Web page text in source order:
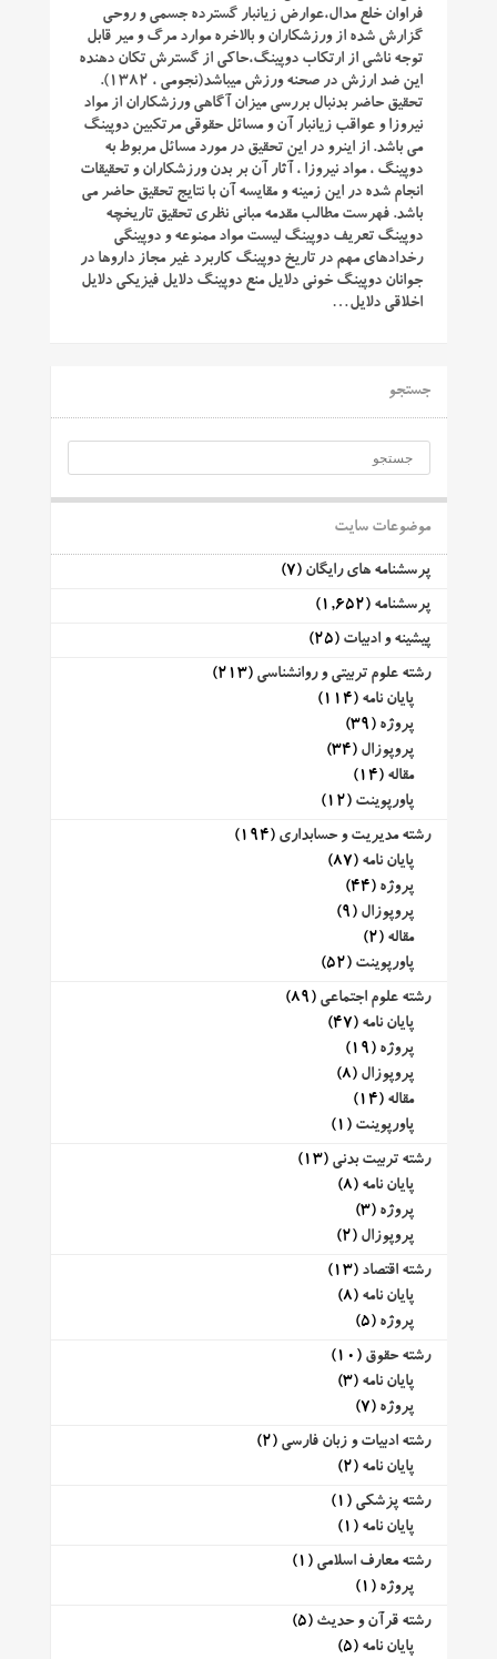
فراوان خلع مدال،عوارض زیانبار گسترده جسمی و روحی
گزارش شده از ورزشکاران و بالاخره موارد مرگ و میر قابل
توجه ناشی از ارتکاب دوپینگ،حاکی از گسترش تکان دهنده
این ضد ارزش در صحنه ورزش میباشد(نجومی ، ۱۳۸۲).
تحقیق حاضر بدنبال بررسی میزان آگاهی ورزشکاران از مواد
نیروزا و عواقب زیانبار آن و مسائل حقوقی مرتکبین دوپینگ
می باشد. از اینرو در این تحقیق در مورد مسائل مربوط به
دوپینگ ، مواد نیروزا ، آثار آن بر بدن ورزشکاران و تحقیقات
انجام شده در این زمینه و مقایسه آن با نتایج تحقیق حاضر می
باشد. فهرست مطالب مقدمه مبانی نظری تحقیق تاریخچه
دوپینگ تعریف دوپینگ لیست مواد ممنوعه و دوپینگی
رخدادهای مهم در تاریخ دوپینگ کاربرد غیر مجاز داروها در
جوانان دوپینگ خونی دلایل منع دوپینگ دلایل فیزیکی دلایل
اخلاقی دلایل…
جستجو
موضوعات سایت
پرسشنامه های رایگان (7)
پرسشنامه (1,652)
پیشینه و ادبیات (25)
رشته علوم تربیتی و روانشناسی (213)
پایان نامه (114)
پروژه (39)
پروپوزال (34)
مقاله (14)
پاورپوینت (12)
رشته مدیریت و حسابداری (194)
پایان نامه (87)
پروژه (44)
پروپوزال (9)
مقاله (2)
پاورپوینت (52)
رشته علوم اجتماعی (89)
پایان نامه (47)
پروژه (19)
پروپوزال (8)
مقاله (14)
پاورپوینت (1)
رشته تربیت بدنی (13)
پایان نامه (8)
پروژه (3)
پروپوزال (2)
رشته اقتصاد (13)
پایان نامه (8)
پروژه (5)
رشته حقوق (10)
پایان نامه (3)
پروژه (7)
رشته ادبیات و زبان فارسی (2)
پایان نامه (2)
رشته پزشکی (1)
پایان نامه (1)
رشته معارف اسلامی (1)
پروژه (1)
رشته قرآن و حدیث (5)
پایان نامه (5)